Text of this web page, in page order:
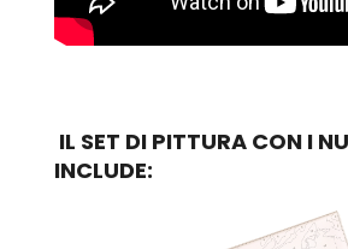
IL SET DI PITTURA CON I
INCLUDE: